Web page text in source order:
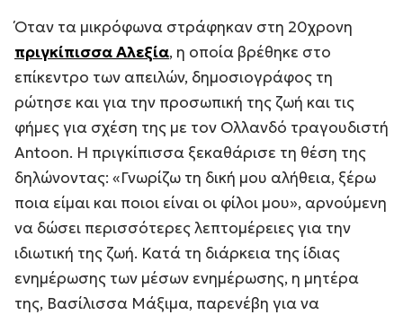
Όταν τα μικρόφωνα στράφηκαν στη 20χρονη
πριγκίπισσα Αλεξία, η οποία βρέθηκε στο
επίκεντρο των απειλών, δημοσιογράφος τη
ρώτησε και για την προσωπική της ζωή και τις
φήμες για σχέση της με τον Ολλανδό τραγουδιστή
Antoon. Η πριγκίπισσα ξεκαθάρισε τη θέση της
δηλώνοντας: «Γνωρίζω τη δική μου αλήθεια, ξέρω
ποια είμαι και ποιοι είναι οι φίλοι μου», αρνούμενη
να δώσει περισσότερες λεπτομέρειες για την
ιδιωτική της ζωή. Κατά τη διάρκεια της ίδιας
ενημέρωσης των μέσων ενημέρωσης, η μητέρα
της, Βασίλισσα Μάξιμα, παρενέβη για να